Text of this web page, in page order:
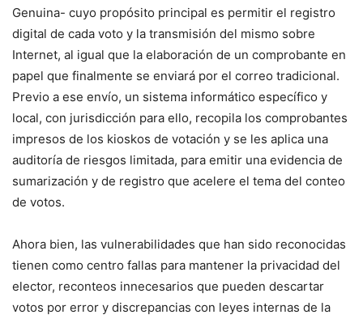
Genuina- cuyo propósito principal es permitir el registro
digital de cada voto y la transmisión del mismo sobre
Internet, al igual que la elaboración de un comprobante en
papel que finalmente se enviará por el correo tradicional.
Previo a ese envío, un sistema informático específico y
local, con jurisdicción para ello, recopila los comprobantes
impresos de los kioskos de votación y se les aplica una
auditoría de riesgos limitada, para emitir una evidencia de
sumarización y de registro que acelere el tema del conteo
de votos.
Ahora bien, las vulnerabilidades que han sido reconocidas
tienen como centro fallas para mantener la privacidad del
elector, reconteos innecesarios que pueden descartar
votos por error y discrepancias con leyes internas de la